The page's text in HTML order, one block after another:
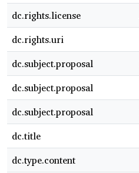
dc.rights.license
dc.rights.uri
dc.subject.proposal
dc.subject.proposal
dc.subject.proposal
dc.title
dc.type.content